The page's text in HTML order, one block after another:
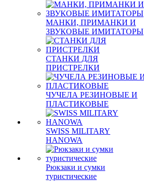
МАНКИ, ПРИМАНКИ И
ЗВУКОВЫЕ ИМИТАТОРЫ
СТАНКИ ДЛЯ
ПРИСТРЕЛКИ
ЧУЧЕЛА РЕЗИНОВЫЕ И
ПЛАСТИКОВЫЕ
SWISS MILITARY
HANOWA
Рюкзаки и сумки
туристические